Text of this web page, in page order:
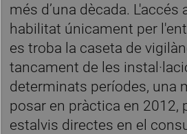
més d’una dècada.
habilitat únicament per
es troba la caseta de
tancament de les
determinats períodes, una
posar en pràctica en 2012,
estalvis directes en el